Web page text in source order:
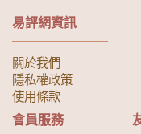
易評網資訊
關於我們
隱私權政策
使用條款
會員服務